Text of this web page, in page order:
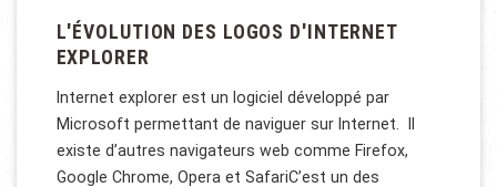
L'ÉVOLUTION DES LOGOS D'INTERNET
EXPLORER
Internet explorer est un logiciel développé par
Microsoft permettant de naviguer sur Internet. Il
existe d’autres navigateurs web comme Firefox,
Google Chrome, Opera et SafariC’est un des